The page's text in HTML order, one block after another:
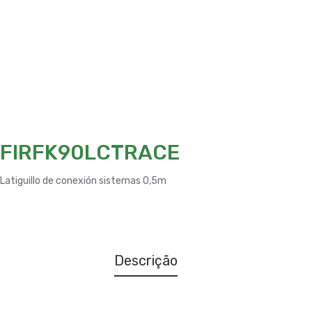
FIRFK90LCTRACE
Latiguillo de conexión sistemas 0,5m
Descrição